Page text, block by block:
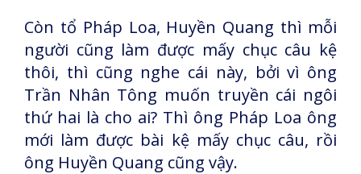
Còn tổ Pháp Loa, Huyền Quang thì mỗi
người cũng làm được mấy chục câu kệ
thôi, thì cũng nghe cái này, bởi vì ông
Trần Nhân Tông muốn truyền cái ngôi
thứ hai là cho ai? Thì ông Pháp Loa ông
mới làm được bài kệ mấy chục câu, rồi
ông Huyền Quang cũng vậy.